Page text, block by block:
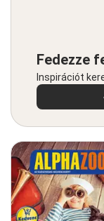
Fedezze
Inspirációt